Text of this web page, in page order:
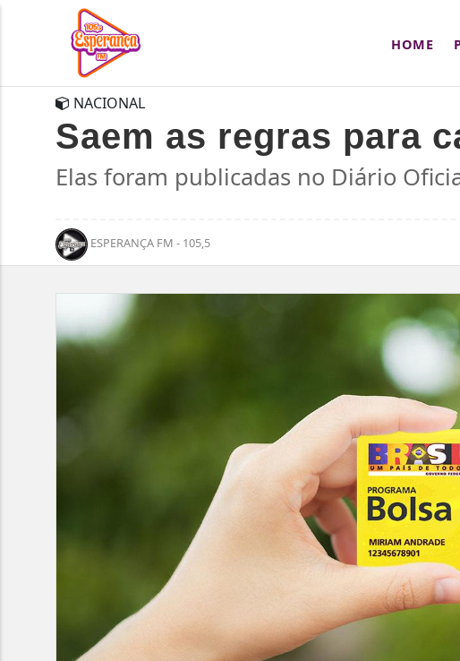
HOME
NACIONAL
Saem as regras para
Elas foram publicadas no Diário
ESPERANÇA FM - 105,5